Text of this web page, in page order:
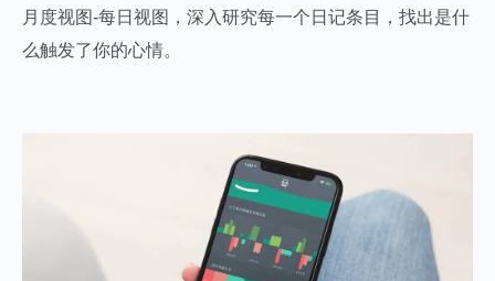
月度视图-每日视图，深入研究每一个日记条目，找出是什
么触发了你的心情。